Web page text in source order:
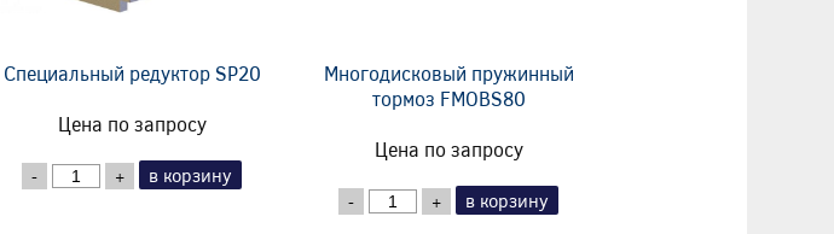
Специальный редуктор SP20
Цена по запросу
- + в корзину
Многодисковый пружинный
тормоз FMOBS80
Цена по запросу
- + в корзину